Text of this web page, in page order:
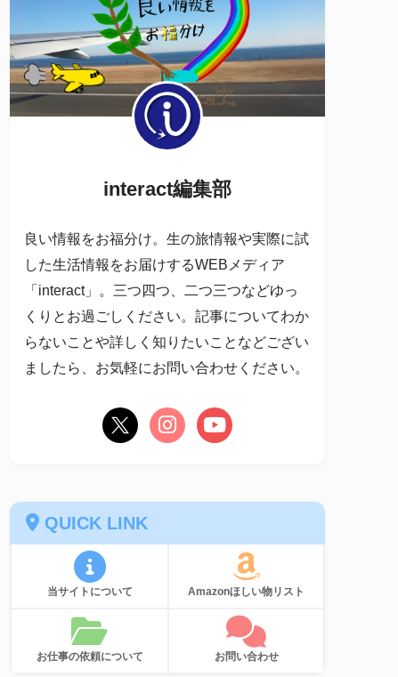
interact編集部
良い情報をお福分け。生の旅情報や実際に試
した生活情報をお届けするWEBメディア
「interact」。三つ四つ、二つ三つなどゆっ
くりとお過ごしください。記事についてわか
らないことや詳しく知りたいことなどござい
ましたら、お気軽にお問い合わせください。
QUICK LINK
当サイトについて Amazonほしい物リスト
お仕事の依頼について お問い合わせ